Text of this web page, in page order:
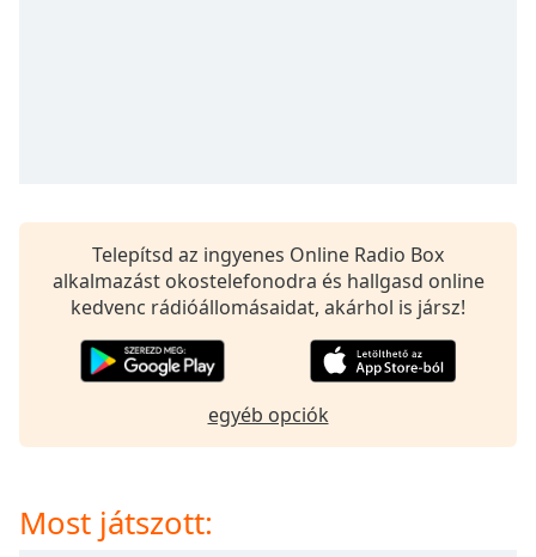
subtitles
settings
dialog
subtitles
Audio
in-
Picture
Telepítsd az ingyenes Online Radio Box
alkalmazást okostelefonodra és hallgasd online
kedvenc rádióállomásaidat, akárhol is jársz!
egyéb opciók
Most játszott: